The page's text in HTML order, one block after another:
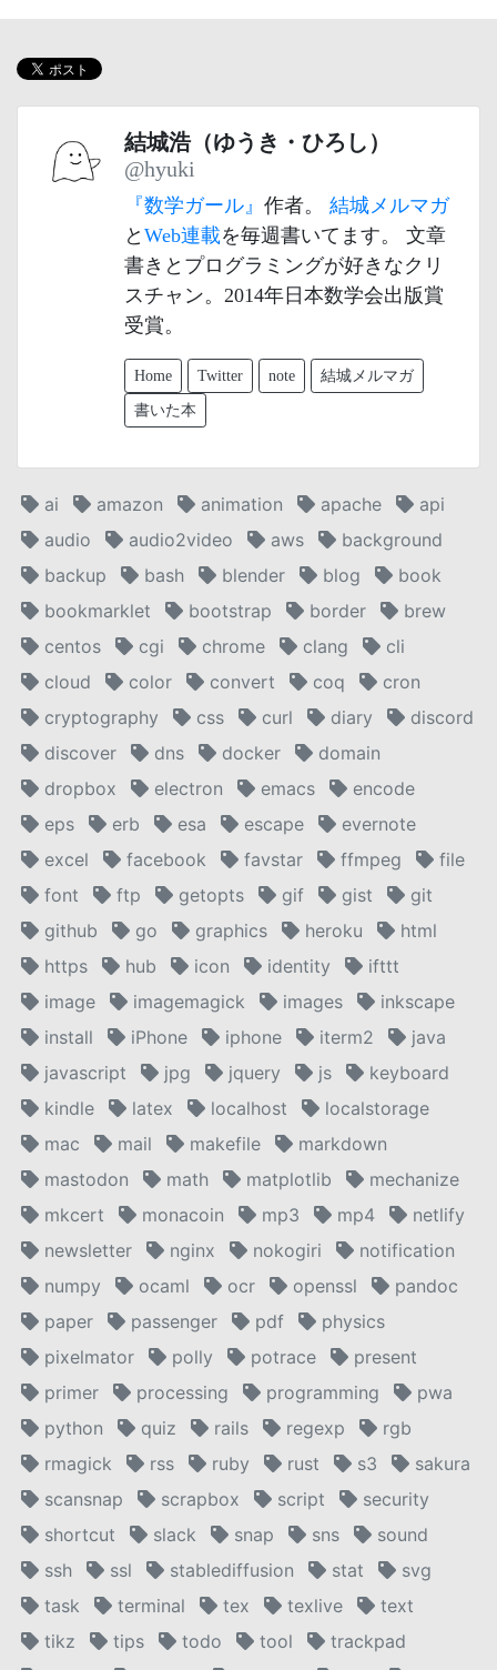
結城浩（ゆうき・ひろし）
@hyuki
『数学ガール』 作者。 結城メルマガ
と Web連載を毎週書いてます。 文章
書きとプログラミングが好きなクリ
スチャン。2014年日本数学会出版賞
受賞。
Home Twitter note 結城メルマガ
書いた本
ai amazon animation apache
api
audio
audio2video aws
background
backup
bash blender blog
book
bookmarklet
bootstrap border
brew
centos
cgi chrome clang
cli
cloud
color convert coq
cron
cryptography
css curl diary
discord
discover
dns docker
domain
dropbox
electron emacs
encode
eps
erb esa escape
evernote
excel
facebook favstar ffmpeg
file
font
ftp getopts gif gist
git
github
go graphics heroku
html
https
hub icon identity
ifttt
image
imagemagick images
inkscape
install
iPhone iphone iterm2
java
javascript
jpg jquery js
keyboard
kindle
latex localhost
localstorage
mac
mail makefile
markdown
mastodon
math matplotlib
mechanize
mkcert
monacoin mp3 mp4
netlify
newsletter
nginx nokogiri
notification
numpy
ocaml ocr openssl
pandoc
paper
passenger pdf
physics
pixelmator
polly potrace
present
primer
processing programming
pwa
python
quiz rails regexp
rgb
rmagick
rss ruby rust s3
sakura
scansnap
scrapbox script
security
shortcut
slack snap sns
sound
ssh
ssl stablediffusion stat
svg
task
terminal tex texlive
text
tikz
tips todo tool
trackpad